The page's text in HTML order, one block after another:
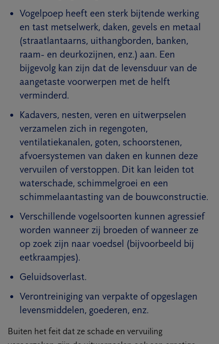
Vogelpoep heeft een sterk bijtende werking
en tast metselwerk, daken, gevels en metaal
(straatlantaarns, uithangborden, banken,
raam- en deurkozijnen, enz.) aan. Een
bijgevolg kan zijn dat de levensduur van de
aangetaste voorwerpen met de helft
verminderd.
Kadavers, nesten, veren en uitwerpselen
verzamelen zich in regengoten,
ventilatiekanalen, goten, schoorstenen,
afvoersystemen van daken en kunnen deze
vervuilen of verstoppen. Dit kan leiden tot
waterschade, schimmelgroei en een
schimmelaantasting van de bouwconstructie.
Verschillende vogelsoorten kunnen agressief
worden wanneer zij broeden of wanneer ze
op zoek zijn naar voedsel (bijvoorbeeld bij
eetkraampjes).
Geluidsoverlast.
Verontreiniging van verpakte of opgeslagen
levensmiddelen, goederen, enz.
Buiten het feit dat ze schade en vervuiling